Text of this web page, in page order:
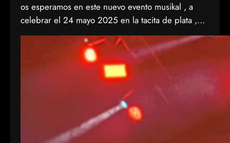
os esperamos en este nuevo evento musikal , a
celebrar el 24 mayo 2025 en la tacita de plata ,
CSE de entrevias, en el Valle del KAS con 2
fantastikas bandas del punkrock , como son
agranel y anti-idols . Todo por la buena causa de
ondavallekana , no falteis a la cita